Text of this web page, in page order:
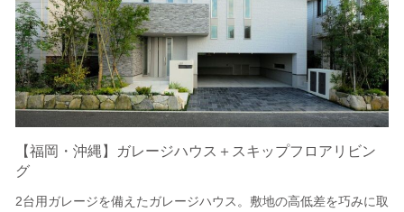
【福岡・沖縄】ガレージハウス＋スキップフロアリビン
グ
2台用ガレージを備えたガレージハウス。敷地の高低差を巧みに取